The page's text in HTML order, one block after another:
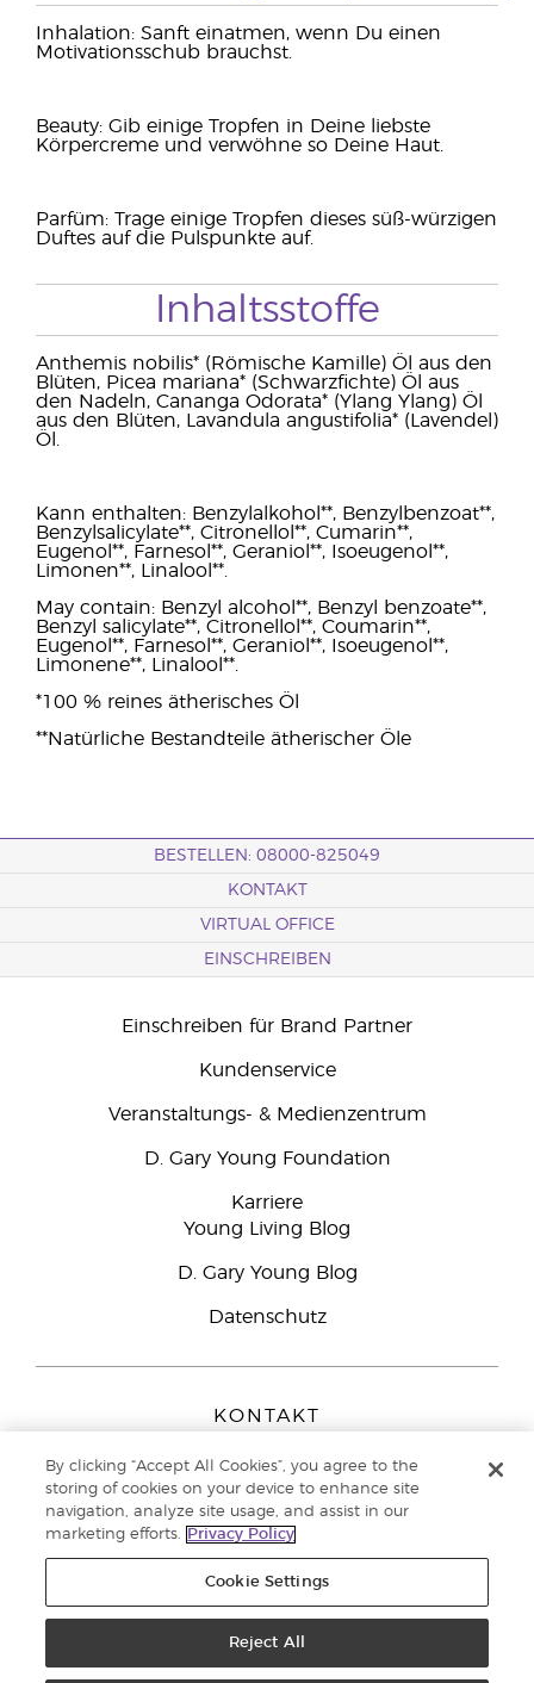
Inhalation: Sanft einatmen, wenn Du einen
Motivationsschub brauchst.
Beauty: Gib einige Tropfen in Deine liebste
Körpercreme und verwöhne so Deine Haut.
Parfüm: Trage einige Tropfen dieses süß-würzigen
Duftes auf die Pulspunkte auf.
Inhaltsstoffe
Anthemis nobilis* (Römische Kamille) Öl aus den
Blüten, Picea mariana* (Schwarzfichte) Öl aus
den Nadeln, Cananga Odorata* (Ylang Ylang) Öl
aus den Blüten, Lavandula angustifolia* (Lavendel)
Öl.
Kann enthalten: Benzylalkohol**, Benzylbenzoat**,
Benzylsalicylate**, Citronellol**, Cumarin**,
Eugenol**, Farnesol**, Geraniol**, Isoeugenol**,
Limonen**, Linalool**.
May contain: Benzyl alcohol**, Benzyl benzoate**,
Benzyl salicylate**, Citronellol**, Coumarin**,
Eugenol**, Farnesol**, Geraniol**, Isoeugenol**,
Limonene**, Linalool**.
*100 % reines ätherisches Öl
**Natürliche Bestandteile ätherischer Öle
BESTELLEN: 08000-825049
KONTAKT
VIRTUAL OFFICE
EINSCHREIBEN
Einschreiben für Brand Partner
Kundenservice
Veranstaltungs- & Medienzentrum
D. Gary Young Foundation
Karriere
Young Living Blog
D. Gary Young Blog
Datenschutz
KONTAKT
Peizerweg 97
9727 AJ Groningen
Netherlands
Kundenservice:08000-825049
Datenschutzerklärung
By clicking “Accept All Cookies”, you agree to the
storing of cookies on your device to enhance site
navigation, analyze site usage, and assist in our
marketing efforts.
Privacy Policy
Cookie Settings
Reject All